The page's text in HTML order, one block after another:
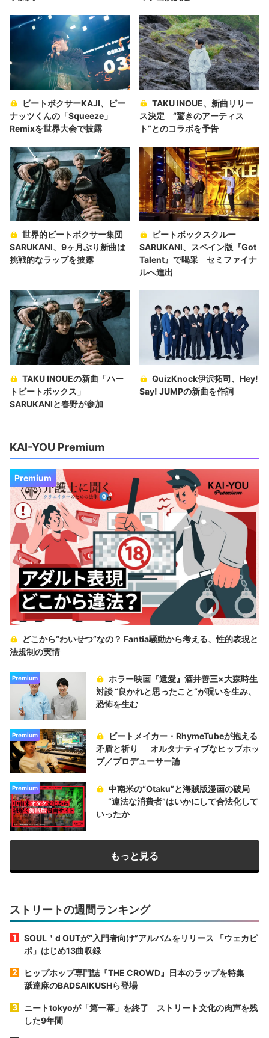
ビートボクサーKAJI、ピー
ナッツくんの「Squeeze」
Remixを世界大会で披露
TAKU INOUE、新曲リリー
ス決定 “驚きのアーティス
ト”とのコラボを予告
世界的ビートボクサー集団
SARUKANI、9ヶ月ぶり新曲は
挑戦的なラップを披露
ビートボックスクルー
SARUKANI、スペイン版『Got
Talent』で喝采 セミファイナ
ルへ進出
TAKU INOUEの新曲「ハー
トビートボックス」
SARUKANIと春野が参加
QuizKnock伊沢拓司、Hey!
Say! JUMPの新曲を作詞
KAI-YOU Premium
Premium
どこから“わいせつ”なの？ Fantia騒動から考える、性的表現と
法規制の実情
Premium
ホラー映画『遺愛』酒井善三×大森時生
対談 “良かれと思ったこと“が呪いを生み、
恐怖を生む
Premium
ビートメイカー・RhymeTubeが抱える
矛盾と祈り──オルタナティブなヒップホッ
プ／プロデューサー論
Premium
中南米の“Otaku”と海賊版漫画の破局
──“違法な消費者”はいかにして合法化して
いったか
もっと見る
ストリートの週間ランキング
SOUL＇d OUTが“入門者向け”アルバムをリリース 「ウェカピ
ポ」はじめ13曲収録
ヒップホップ専門誌『THE CROWD』日本のラップを特集
舐達麻のBADSAIKUSHら登場
ニートtokyoが「第一幕」を終了 ストリート文化の肉声を残
した9年間